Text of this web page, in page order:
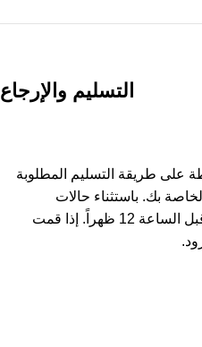
التسليم والإرجاع
على طريقة التسليم المطلوبة
بك. باستثناء حالات
استثنائية، يتم شحن المنتجات في نفس اليوم إذا قمت بتقديم طلبك قبل الساعة 12 ظهراً. إذا قمت